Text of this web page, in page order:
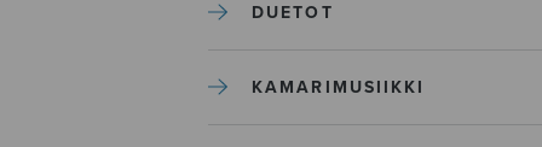
DUETOT
KAMARIMUSIIKKI